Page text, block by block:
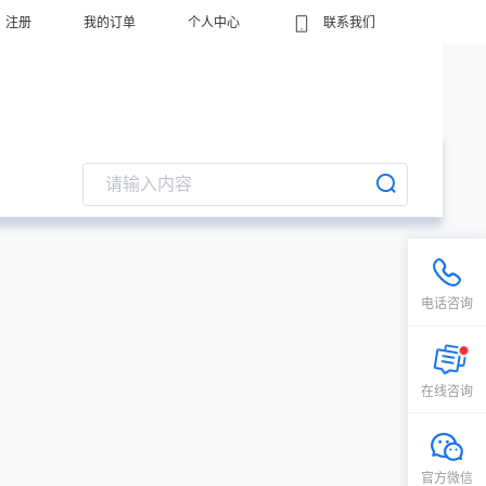
注册 我的订单 个人中心 联系我们
电话咨询
在线咨询
官方微信